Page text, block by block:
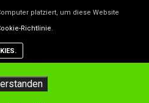
platziert, um diese Website
Richtlinie.
– das sind kleine Dateien,
zu machen. Wenn du nicht willst,
funktioniert vielleicht nicht
so, wie es soll.